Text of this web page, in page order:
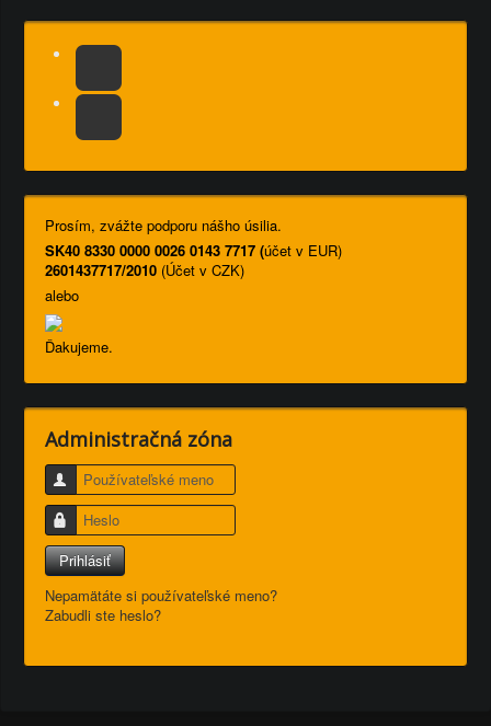
Prosím, zvážte podporu nášho úsilia.
SK40 8330 0000 0026 0143 7717 (účet v EUR)
2601437717/2010 (Účet v CZK)
alebo
Ďakujeme.
Administračná zóna
Používateľské meno
Heslo
Prihlásiť
Nepamätáte si používateľské meno?
Zabudli ste heslo?